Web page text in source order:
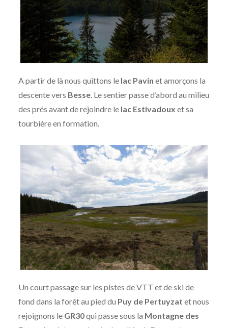
A partir de là nous quittons le lac Pavin et amorçons la
descente vers Besse. Le sentier passe d’abord au milieu
des prés avant de rejoindre le lac Estivadoux et sa
tourbière en formation.
Un court passage sur les pistes de VTT et de ski de
fond dans la forêt au pied du Puy de Pertuyzat et nous
rejoignons le GR30qui passe sous la Montagne des